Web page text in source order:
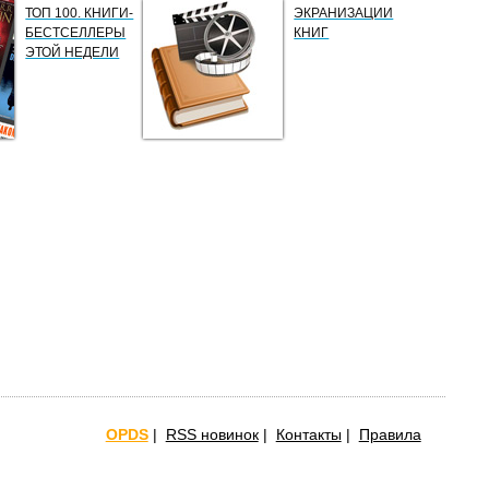
ТОП 100. КНИГИ-
БЕСТСЕЛЛЕРЫ
ЭТОЙ НЕДЕЛИ
ЭКРАНИЗАЦИИ
КНИГ
OPDS| RSS новинок| Контакты| Правила